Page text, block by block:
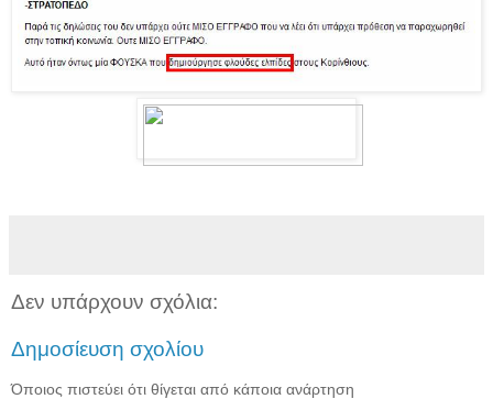
Δεν υπάρχουν σχόλια:
Δημοσίευση σχολίου
Όποιος πιστεύει ότι θίγεται από κάποια ανάρτηση